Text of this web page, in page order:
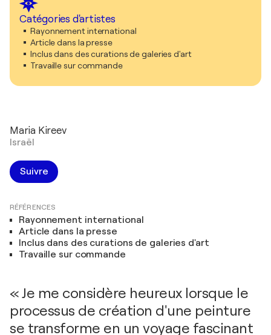
Catégories d'artistes
Rayonnement international
Article dans la presse
Inclus dans des curations de galeries d'art
Travaille sur commande
Maria Kireev
Israël
Suivre
RÉFÉRENCES
Rayonnement international
Article dans la presse
Inclus dans des curations de galeries d'art
Travaille sur commande
« Je me considère heureux lorsque le
processus de création d'une peinture
se transforme en un voyage fascinant